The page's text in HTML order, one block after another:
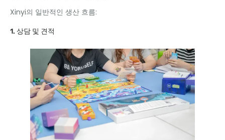
Xinyi의 일반적인 생산 흐름:
1. 상담 및 견적